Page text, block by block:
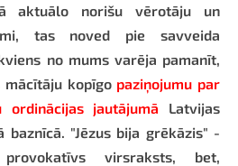
aktuālo norišu vērotāju un
tas noved pie savveida
no mums varēja pamanīt,
kopīgo paziņojumu par
jautājumā Latvijas
baznīcā. "Jēzus bija grēkāzis" -
virsraksts, bet,